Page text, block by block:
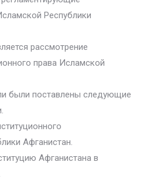
Республики
рассмотрение
права Исламской
были поставлены следующие
Афганистан.
Афганистана в